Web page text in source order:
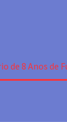
de 8 Anos de